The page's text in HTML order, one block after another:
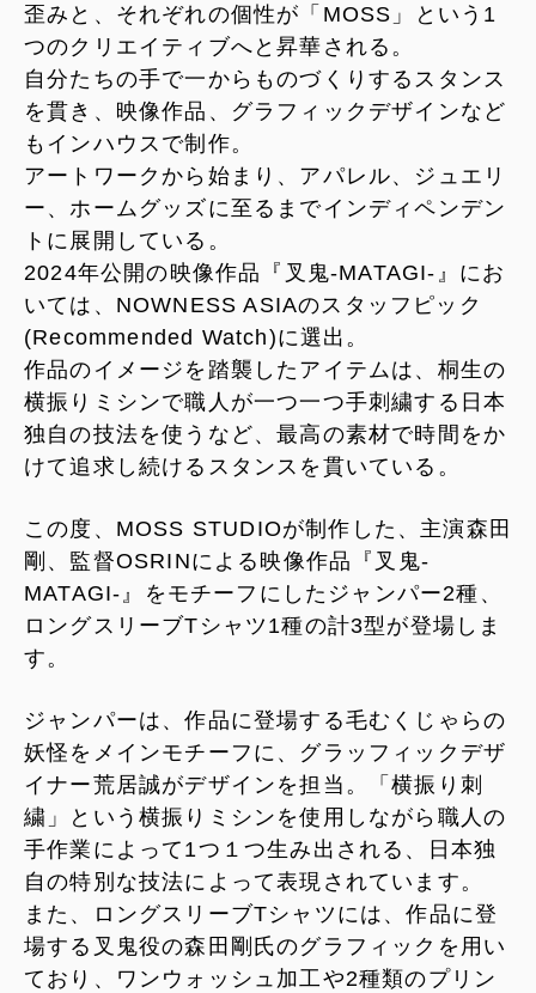
歪みと、それぞれの個性が「MOSS」という1
つのクリエイティブへと昇華される。
自分たちの手で一からものづくりするスタンス
を貫き、映像作品、グラフィックデザインなど
もインハウスで制作。
アートワークから始まり、アパレル、ジュエリ
ー、ホームグッズに至るまでインディペンデン
トに展開している。
2024年公開の映像作品『叉鬼-MATAGI-』にお
いては、NOWNESS ASIAのスタッフピック
(Recommended Watch)に選出。
作品のイメージを踏襲したアイテムは、桐生の
横振りミシンで職人が一つ一つ手刺繍する日本
独自の技法を使うなど、最高の素材で時間をか
けて追求し続けるスタンスを貫いている。
この度、MOSS STUDIOが制作した、主演森田
剛、監督OSRINによる映像作品『叉鬼-
MATAGI-』をモチーフにしたジャンパー2種、
ロングスリーブTシャツ1種の計3型が登場しま
す。
ジャンパーは、作品に登場する毛むくじゃらの
妖怪をメインモチーフに、グラッフィックデザ
イナー荒居誠がデザインを担当。「横振り刺
繍」という横振りミシンを使用しながら職人の
手作業によって1つ１つ生み出される、日本独
自の特別な技法によって表現されています。
また、ロングスリーブTシャツには、作品に登
場する叉鬼役の森田剛氏のグラフィックを用い
ており、ワンウォッシュ加工や2種類のプリン